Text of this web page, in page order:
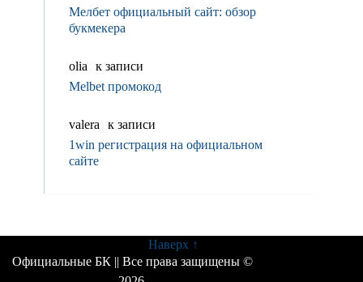
Мелбет официальный сайт: обзор
букмекера
olia
к записи
Melbet промокод
valerа
к записи
1win регистрация на официальном
сайте
Официальные БК || Все права защищены ©
Наверх ↑